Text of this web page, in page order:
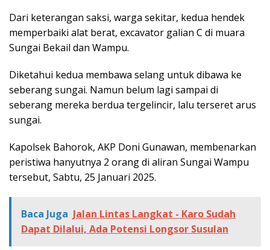
Dari keterangan saksi, warga sekitar, kedua hendek
memperbaiki alat berat, excavator galian C di muara
Sungai Bekail dan Wampu.
Diketahui kedua membawa selang untuk dibawa ke
seberang sungai. Namun belum lagi sampai di
seberang mereka berdua tergelincir, lalu terseret arus
sungai.
Kapolsek Bahorok, AKP Doni Gunawan, membenarkan
peristiwa hanyutnya 2 orang di aliran Sungai Wampu
tersebut, Sabtu, 25 Januari 2025.
Baca Juga Jalan Lintas Langkat - Karo Sudah
Dapat Dilalui, Ada Potensi Longsor Susulan